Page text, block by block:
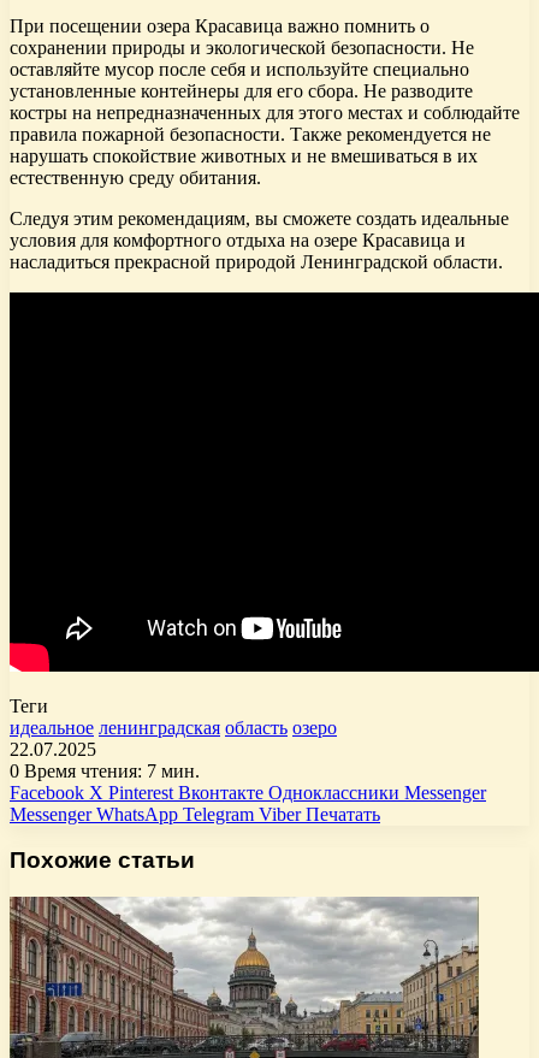
При посещении озера Красавица важно помнить о
сохранении природы и экологической безопасности. Не
оставляйте мусор после себя и используйте специально
установленные контейнеры для его сбора. Не разводите
костры на непредназначенных для этого местах и соблюдайте
правила пожарной безопасности. Также рекомендуется не
нарушать спокойствие животных и не вмешиваться в их
естественную среду обитания.
Следуя этим рекомендациям, вы сможете создать идеальные
условия для комфортного отдыха на озере Красавица и
насладиться прекрасной природой Ленинградской области.
Теги
идеальное ленинградская область озеро
22.07.2025
0 Время чтения: 7 мин.
Facebook X Pinterest Вконтакте Одноклассники Messenger
Messenger WhatsApp Telegram Viber Печатать
Похожие статьи